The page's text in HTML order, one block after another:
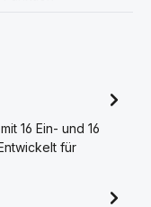
16 Ein- und 16
für